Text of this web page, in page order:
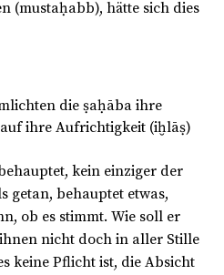
(mustaḥabb), hätte sich dies
die ṣaḥāba ihre
ihre Aufrichtigkeit (iḫlāṣ)
kein einziger der
getan, behauptet etwas,
ob es stimmt. Wie soll er
nicht doch in aller Stille
keine Pflicht ist, die Absicht